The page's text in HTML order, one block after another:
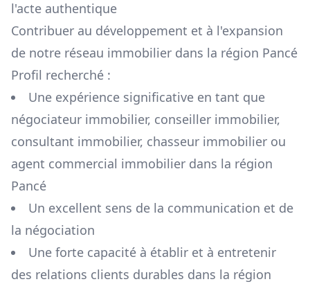
l'acte authentique
Contribuer au développement et à l'expansion
de notre réseau immobilier dans la région Pancé
Profil recherché :
Une expérience significative en tant que
négociateur immobilier, conseiller immobilier,
consultant immobilier, chasseur immobilier ou
agent commercial immobilier dans la région
Pancé
Un excellent sens de la communication et de
la négociation
Une forte capacité à établir et à entretenir
des relations clients durables dans la région